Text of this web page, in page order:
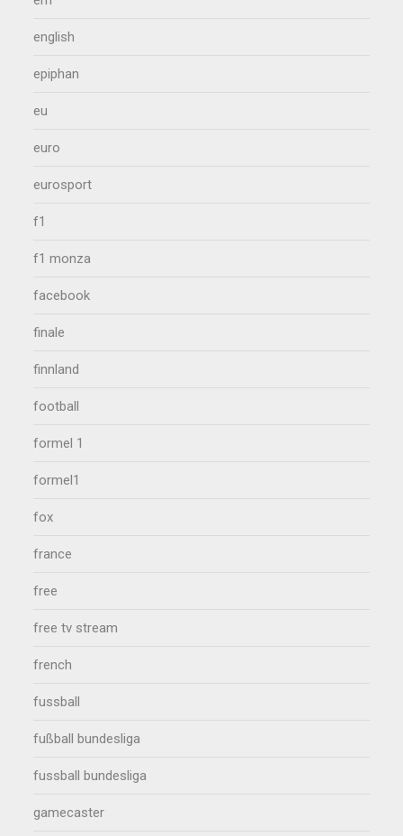
english
epiphan
eu
euro
eurosport
f1
f1 monza
facebook
finale
finnland
football
formel 1
formel1
fox
france
free
free tv stream
french
fussball
fußball bundesliga
fussball bundesliga
gamecaster